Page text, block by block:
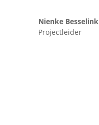
Nienke Besselink
Projectleider